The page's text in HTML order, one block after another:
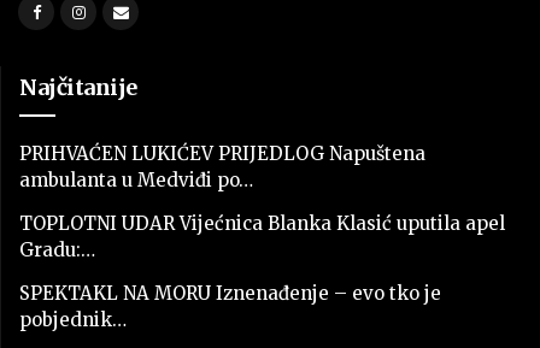
Najčitanije
PRIHVAĆEN LUKIĆEV PRIJEDLOG Napuštena
ambulanta u Medviđi po…
TOPLOTNI UDAR Vijećnica Blanka Klasić uputila apel
Gradu:…
SPEKTAKL NA MORU Iznenađenje – evo tko je
pobjednik…